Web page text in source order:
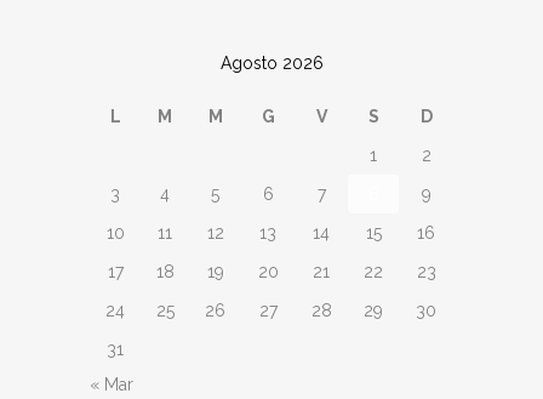
Agosto 2026
L M M G V S
D
1
2
3
4 5 6 7
9
10
11 12 13 14 15
16
17
18 19 20 21 22
23
24
25 26 27 28 29
30
31
« Mar